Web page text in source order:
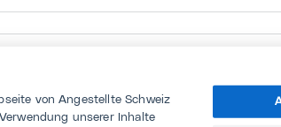
beeinflussen
von Angestellte Schweiz
unserer Inhalte